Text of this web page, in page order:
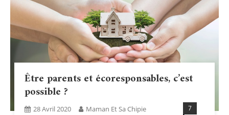
Être parents et écoresponsables, c’est
possible ?
28 Avril 2020 Maman Et Sa Chipie 7